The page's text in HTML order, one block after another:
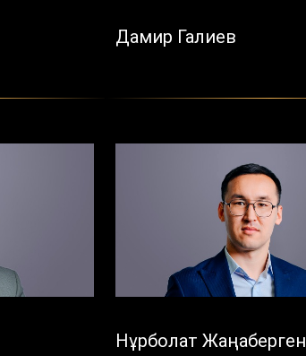
Дамир Галиев
Нұрболат Жаңаберген